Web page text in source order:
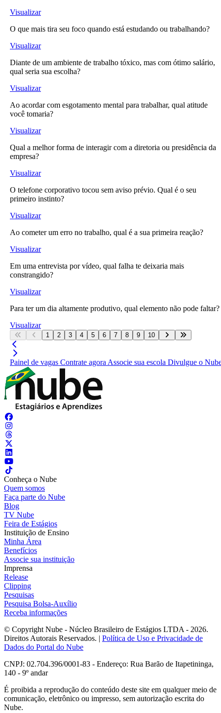
Visualizar
O que mais tira seu foco quando está estudando ou trabalhando?
Visualizar
Diante de um ambiente de trabalho tóxico, mas com ótimo salário,
qual seria sua escolha?
Visualizar
Ao acordar com esgotamento mental para trabalhar, qual atitude
você tomaria?
Visualizar
Qual a melhor forma de interagir com a diretoria ou presidência da
empresa?
Visualizar
O telefone corporativo tocou sem aviso prévio. Qual é o seu
primeiro instinto?
Visualizar
Ao cometer um erro no trabalho, qual é a sua primeira reação?
Visualizar
Em uma entrevista por vídeo, qual falha te deixaria mais
constrangido?
Visualizar
Para ter um dia altamente produtivo, qual elemento não pode faltar?
Visualizar
1 2 3 4 5 6 7 8 9 10
Painel de vagas Contrate agora Associe sua escola Divulgue o
Conheça o Nube
Quem somos
Faça parte do Nube
Blog
TV Nube
Feira de Estágios
Instituição de Ensino
Minha Área
Benefícios
Associe sua instituição
Imprensa
Release
Clipping
Pesquisas
Pesquisa Bolsa-Auxílio
Receba informações
© Copyright Nube - Núcleo Brasileiro de Estágios LTDA - 2026.
Direitos Autorais Reservados. | Política de Uso e Privacidade de
Dados do Portal do Nube
CNPJ: 02.704.396/0001-83 - Endereço: Rua Barão de Itapetininga,
140 - 9º andar
É proibida a reprodução do conteúdo deste site em qualquer meio de
comunicação, eletrônico ou impresso, sem autorização escrita do
Nube.